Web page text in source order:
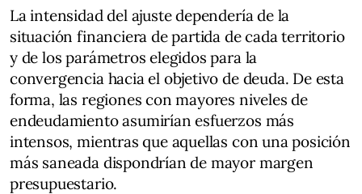
La intensidad del ajuste dependería de la
situación financiera de partida de cada territorio
y de los parámetros elegidos para la
convergencia hacia el objetivo de deuda. De esta
forma, las regiones con mayores niveles de
endeudamiento asumirían esfuerzos más
intensos, mientras que aquellas con una posición
más saneada dispondrían de mayor margen
presupuestario.